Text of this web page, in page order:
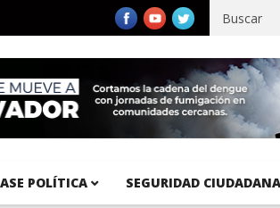
del Pacífico registra 92 % de
POLÍTICA SEGURIDAD CIUDADANA